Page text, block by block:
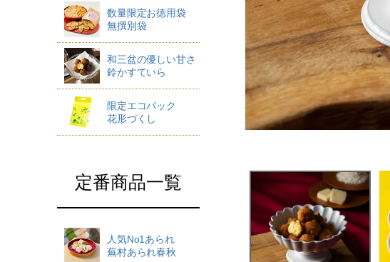
数量限定お徳用袋
無撰別袋
和三盆の優しい甘さ
鈴かすていら
限定エコパック
花形づくし
定番商品一覧
人気No1あられ
蕪村あられ春秋